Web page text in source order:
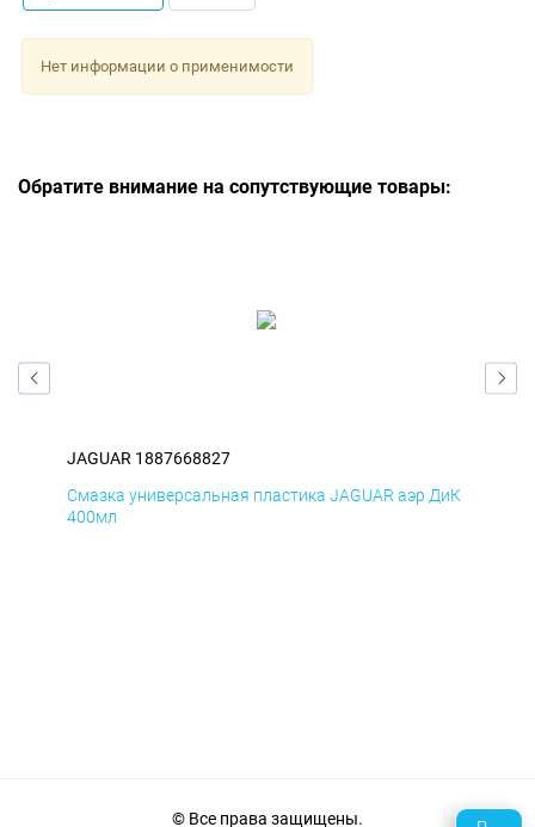
Нет информации о применимости
Обратите внимание на сопутствующие товары:
JAGUAR 1887668827
Смазка универсальная пластика JAGUAR аэр ДиК
400мл
© Все права защищены.